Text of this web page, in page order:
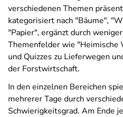
verschiedenen Themen
kategorisiert nach "Bäume",
"Papier", ergänzt durch
Themenfelder wie
und Quizzes zu Lieferwegen
der Forstwirtschaft.
In den einzelnen Bereichen
mehrerer Tage durch
Schwierigkeitsgrad. Am Ende